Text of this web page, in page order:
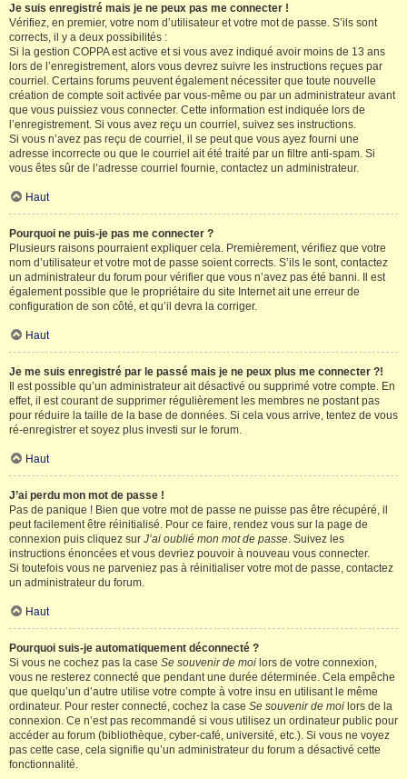
Je suis enregistré mais je ne peux pas me connecter !
Vérifiez, en premier, votre nom d’utilisateur et votre mot de passe. S’ils sont
corrects, il y a deux possibilités :
Si la gestion COPPA est active et si vous avez indiqué avoir moins de 13 ans
lors de l’enregistrement, alors vous devrez suivre les instructions reçues par
courriel. Certains forums peuvent également nécessiter que toute nouvelle
création de compte soit activée par vous-même ou par un administrateur avant
que vous puissiez vous connecter. Cette information est indiquée lors de
l’enregistrement. Si vous avez reçu un courriel, suivez ses instructions.
Si vous n’avez pas reçu de courriel, il se peut que vous ayez fourni une
adresse incorrecte ou que le courriel ait été traité par un filtre anti-spam. Si
vous êtes sûr de l’adresse courriel fournie, contactez un administrateur.
Haut
Pourquoi ne puis-je pas me connecter ?
Plusieurs raisons pourraient expliquer cela. Premièrement, vérifiez que votre
nom d’utilisateur et votre mot de passe soient corrects. S’ils le sont, contactez
un administrateur du forum pour vérifier que vous n’avez pas été banni. Il est
également possible que le propriétaire du site Internet ait une erreur de
configuration de son côté, et qu’il devra la corriger.
Haut
Je me suis enregistré par le passé mais je ne peux plus me connecter ?!
Il est possible qu’un administrateur ait désactivé ou supprimé votre compte. En
effet, il est courant de supprimer régulièrement les membres ne postant pas
pour réduire la taille de la base de données. Si cela vous arrive, tentez de vous
ré-enregistrer et soyez plus investi sur le forum.
Haut
J’ai perdu mon mot de passe !
Pas de panique ! Bien que votre mot de passe ne puisse pas être récupéré, il
peut facilement être réinitialisé. Pour ce faire, rendez vous sur la page de
connexion puis cliquez sur J’ai oublié mon mot de passe. Suivez les
instructions énoncées et vous devriez pouvoir à nouveau vous connecter.
Si toutefois vous ne parveniez pas à réinitialiser votre mot de passe, contactez
un administrateur du forum.
Haut
Pourquoi suis-je automatiquement déconnecté ?
Si vous ne cochez pas la case Se souvenir de moi lors de votre connexion,
vous ne resterez connecté que pendant une durée déterminée. Cela empêche
que quelqu’un d’autre utilise votre compte à votre insu en utilisant le même
ordinateur. Pour rester connecté, cochez la case Se souvenir de moi lors de la
connexion. Ce n’est pas recommandé si vous utilisez un ordinateur public pour
accéder au forum (bibliothèque, cyber-café, université, etc.). Si vous ne voyez
pas cette case, cela signifie qu’un administrateur du forum a désactivé cette
fonctionnalité.